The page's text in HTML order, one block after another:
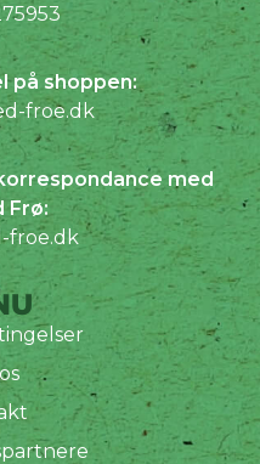
på shoppen:
froe.dk
med
Frø:
froe.dk